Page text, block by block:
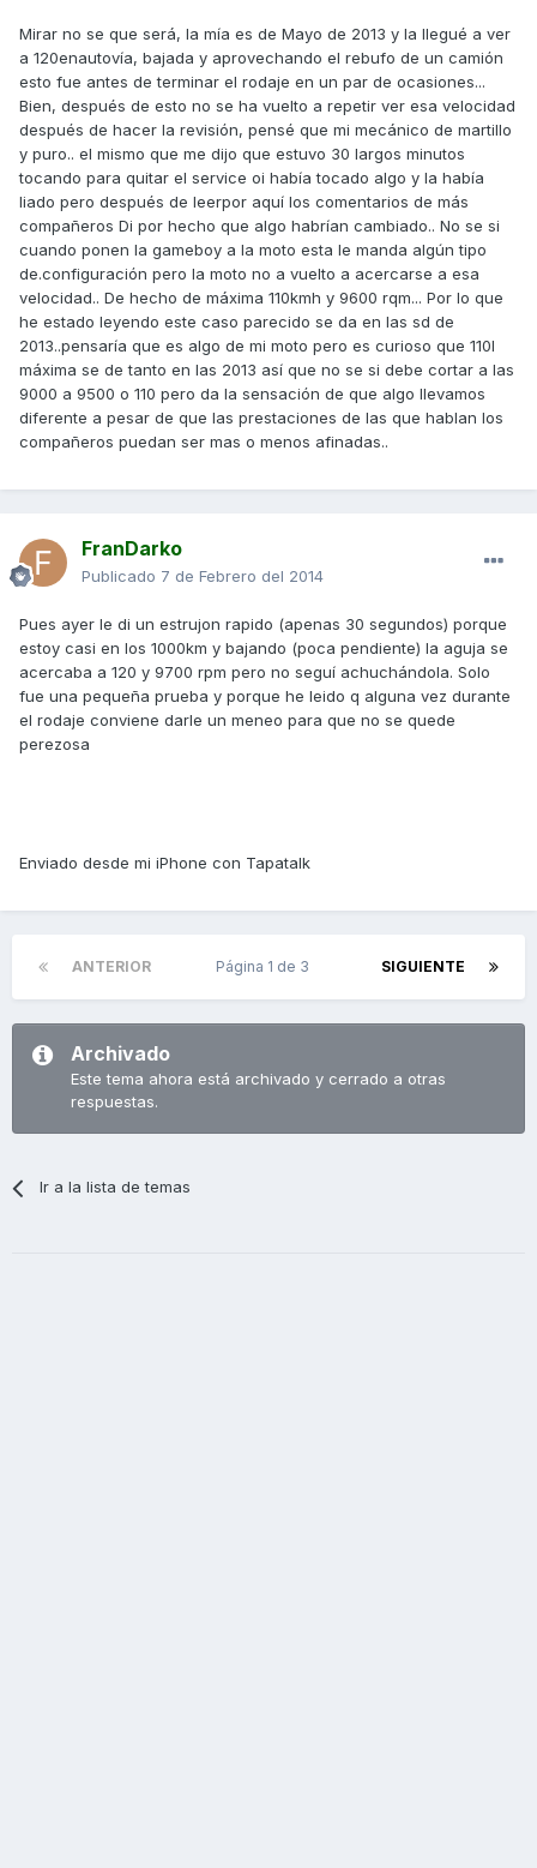
Mirar no se que será, la mía es de Mayo de 2013 y la llegué a ver
a 120enautovía, bajada y aprovechando el rebufo de un camión
esto fue antes de terminar el rodaje en un par de ocasiones...
Bien, después de esto no se ha vuelto a repetir ver esa velocidad
después de hacer la revisión, pensé que mi mecánico de martillo
y puro.. el mismo que me dijo que estuvo 30 largos minutos
tocando para quitar el service oi había tocado algo y la había
liado pero después de leerpor aquí los comentarios de más
compañeros Di por hecho que algo habrían cambiado.. No se si
cuando ponen la gameboy a la moto esta le manda algún tipo
de.configuración pero la moto no a vuelto a acercarse a esa
velocidad.. De hecho de máxima 110kmh y 9600 rqm... Por lo que
he estado leyendo este caso parecido se da en las sd de
2013..pensaría que es algo de mi moto pero es curioso que 110l
máxima se de tanto en las 2013 así que no se si debe cortar a las
9000 a 9500 o 110 pero da la sensación de que algo llevamos
diferente a pesar de que las prestaciones de las que hablan los
compañeros puedan ser mas o menos afinadas..
FranDarko
Publicado 7 de Febrero del 2014
Pues ayer le di un estrujon rapido (apenas 30 segundos) porque
estoy casi en los 1000km y bajando (poca pendiente) la aguja se
acercaba a 120 y 9700 rpm pero no seguí achuchándola. Solo
fue una pequeña prueba y porque he leido q alguna vez durante
el rodaje conviene darle un meneo para que no se quede
perezosa
Enviado desde mi iPhone con Tapatalk
ANTERIOR SIGUIENTE
Página 1 de 3
Archivado
Este tema ahora está archivado y cerrado a otras
respuestas.
Ir a la lista de temas